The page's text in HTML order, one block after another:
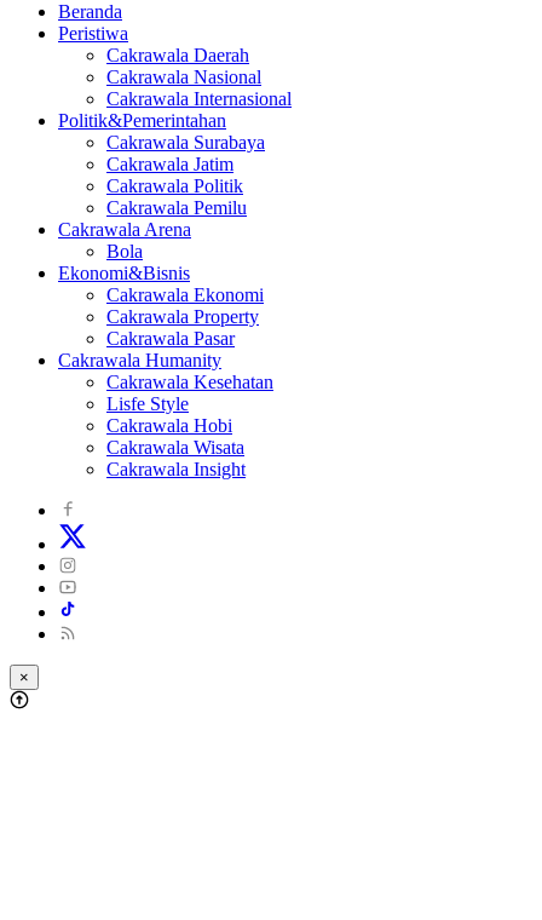
Beranda
Peristiwa
Cakrawala Daerah
Cakrawala Nasional
Cakrawala Internasional
Politik&Pemerintahan
Cakrawala Surabaya
Cakrawala Jatim
Cakrawala Politik
Cakrawala Pemilu
Cakrawala Arena
Bola
Ekonomi&Bisnis
Cakrawala Ekonomi
Cakrawala Property
Cakrawala Pasar
Cakrawala Humanity
Cakrawala Kesehatan
Lisfe Style
Cakrawala Hobi
Cakrawala Wisata
Cakrawala Insight
×